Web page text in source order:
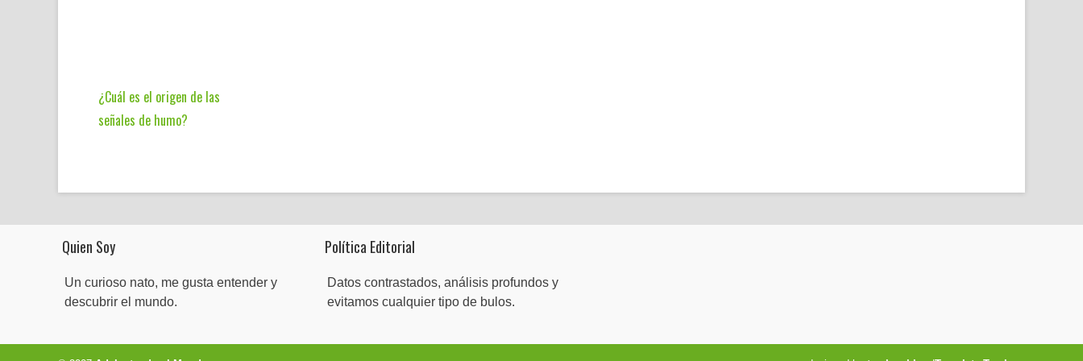
¿Cuál es el origen de las
señales de humo?
Quien Soy
Un curioso nato, me gusta entender y
descubrir el mundo.
Política Editorial
Datos contrastados, análisis profundos y
evitamos cualquier tipo de bulos.